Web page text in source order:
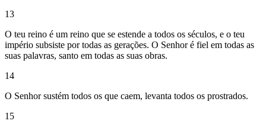
13
O teu reino é um reino que se estende a todos os séculos, e o teu
império subsiste por todas as gerações. O Senhor é fiel em todas as
suas palavras, santo em todas as suas obras.
14
O Senhor sustém todos os que caem, levanta todos os prostrados.
15